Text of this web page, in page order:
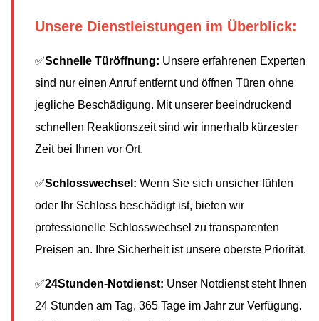
Unsere Dienstleistungen im Überblick:
✅Schnelle Türöffnung: Unsere erfahrenen Experten
sind nur einen Anruf entfernt und öffnen Türen ohne
jegliche Beschädigung. Mit unserer beeindruckend
schnellen Reaktionszeit sind wir innerhalb kürzester
Zeit bei Ihnen vor Ort.
✅Schlosswechsel: Wenn Sie sich unsicher fühlen
oder Ihr Schloss beschädigt ist, bieten wir
professionelle Schlosswechsel zu transparenten
Preisen an. Ihre Sicherheit ist unsere oberste Priorität.
✅24Stunden-Notdienst: Unser Notdienst steht Ihnen
24 Stunden am Tag, 365 Tage im Jahr zur Verfügung.